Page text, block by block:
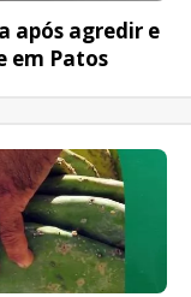
após agredir e
em Patos